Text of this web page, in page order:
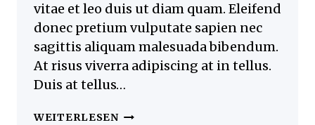
vitae et leo duis ut diam quam. Eleifend
donec pretium vulputate sapien nec
sagittis aliquam malesuada bibendum.
At risus viverra adipiscing at in tellus.
Duis at tellus…
WEITERLESENDESIGNING